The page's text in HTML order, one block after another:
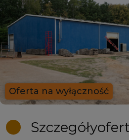
Oferta na wyłączność
Szczegóły